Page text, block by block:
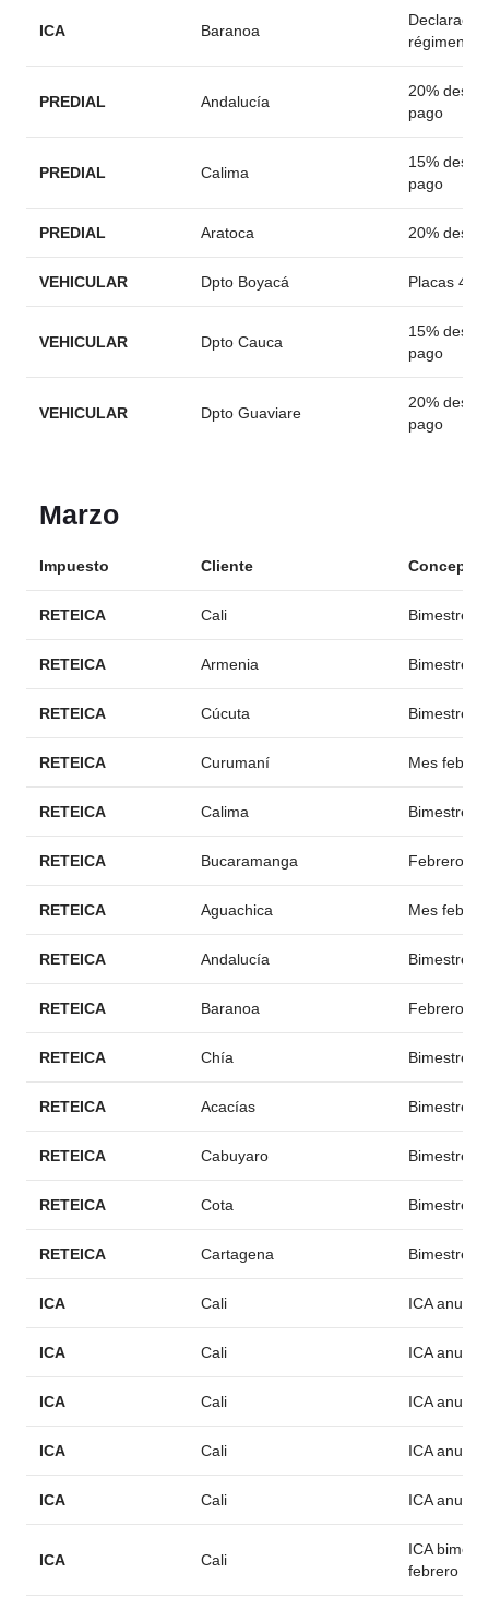
ICA Baranoa
régimen
PREDIAL Andalucía
20%
pago
PREDIAL Calima
15%
pago
PREDIAL Aratoca 20%
VEHICULAR Dpto Boyacá Placas 4-
VEHICULAR Dpto Cauca
15%
pago
VEHICULAR Dpto Guaviare
20%
pago
Marzo
Impuesto Cliente Concepto
RETEICA Cali Bimestre
RETEICA Armenia Bimestre
RETEICA Cúcuta Bimestre
RETEICA Curumaní Mes
RETEICA Calima Bimestre
RETEICA Bucaramanga Febrero
RETEICA Aguachica Mes
RETEICA Andalucía Bimestre
RETEICA Baranoa Febrero
RETEICA Chía Bimestre
RETEICA Acacías Bimestre
RETEICA Cabuyaro Bimestre
RETEICA Cota Bimestre
RETEICA Cartagena Bimestre
ICA Cali ICA anual
ICA Cali ICA anual
ICA Cali ICA anual
ICA Cali ICA anual
ICA Cali ICA anual
ICA Cali
ICA
febrero